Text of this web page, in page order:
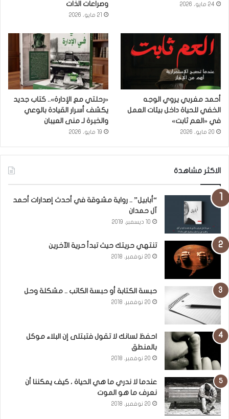
24 مايو، 2026
وصراعات الذات
21 مايو، 2026
أحمد مغربي يروي الوجه
الخفي للحياة داخل بيئات العمل
في «العم ثابت»
20 مايو، 2026
«رحلتي مع الإدارة».. كتاب جديد
يكشف أسرار القيادة بالوعي
والخبرة لـ منى العيبان
19 مايو، 2026
الاكثر مشاهدة
“أبابيل” .. رواية مشوقة في أحدث إصدارات أحمد
آل حمدان
10 ديسمبر، 2019
تنتهي حريتك حيث تبدأ حرية الآخرين
20 نوفمبر، 2018
حبسة الكتابة أو حبسة الكاتب .. مشكلة وحل
20 نوفمبر، 2018
احفظ لسانك لا تقول فتبتلى إن البلاء موكل
بالمنطق
20 نوفمبر، 2018
عندما لا ندري ما هي الحياة ، كيف يمكننا أن
نعرف ما هو الموت
20 نوفمبر، 2018